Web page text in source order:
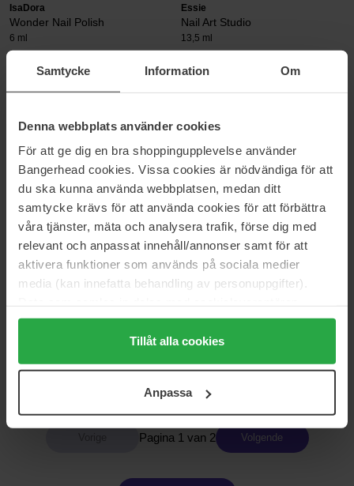
Samtycke Information Om
Denna webbplats använder cookies
För att ge dig en bra shoppingupplevelse använder
Bangerhead cookies. Vissa cookies är nödvändiga för att
du ska kunna använda webbplatsen, medan ditt
samtycke krävs för att använda cookies för att förbättra
våra tjänster, mäta och analysera trafik, förse dig med
relevant och anpassat innehåll/annonser samt för att
aktivera funktioner som används på sociala medier
media (kan innefatta behandling av personuppgifter).
Genom att trycka på "Tillåt alla cookies" accepterar du
alla cookies, medan du under "Detaljer" kan anpassa
användningen av cookies. Du kan när som helst återkalla
samt vår Integritetspolicy.
Tillåt alla cookies
Anpassa
IsaDora
Wonder Nail Polish
6 ml
Essie
Nail Art Studio
13,5 ml
Glass Nails Nail Polish
Niet op voorraad
Expressie
13 €
IsaDora
The Wonder Nail Polish Quick
Essie
Break Fix Liquid Nail Patch
7 ml
Essie
Original Metallic & Glitters
14 €
Original Nail Polish
Pagina 1 van 2 Volgende